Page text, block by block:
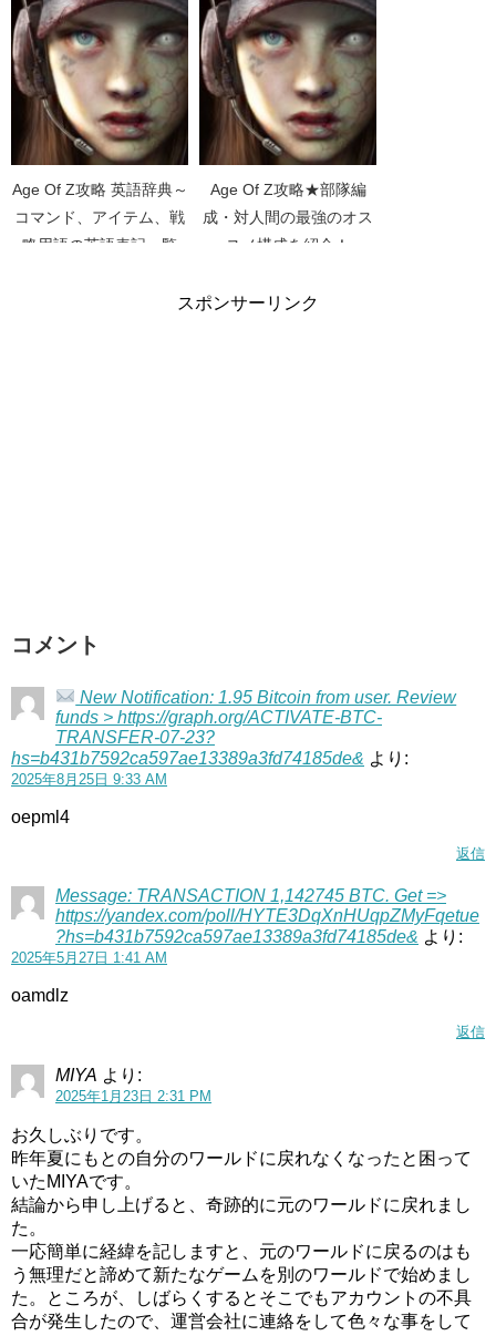
Age Of Z攻略 英語辞典～
コマンド、アイテム、戦
略用語の英語表記一覧
Age Of Z攻略★部隊編
成・対人間の最強のオス
スメ構成を紹介！
スポンサーリンク
コメント
New Notification: 1.95 Bitcoin from user. Review
funds > https://graph.org/ACTIVATE-BTC-
TRANSFER-07-23?
hs=b431b7592ca597ae13389a3fd74185de& より:
2025年8月25日 9:33 AM
oepml4
返信
Message: TRANSACTION 1,142745 BTC. Get =>
https://yandex.com/poll/HYTE3DqXnHUqpZMyFqetue
?hs=b431b7592ca597ae13389a3fd74185de& より:
2025年5月27日 1:41 AM
oamdlz
返信
MIYA より:
2025年1月23日 2:31 PM
お久しぶりです。
昨年夏にもとの自分のワールドに戻れなくなったと困って
いたMIYAです。
結論から申し上げると、奇跡的に元のワールドに戻れまし
た。
一応簡単に経緯を記しますと、元のワールドに戻るのはも
う無理だと諦めて新たなゲームを別のワールドで始めまし
た。ところが、しばらくするとそこでもアカウントの不具
合が発生したので、運営会社に連絡をして色々な事をして